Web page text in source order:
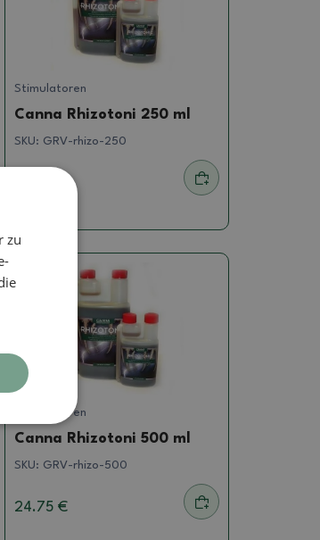
Stimulatoren
Canna Rhizotoni 250 ml
SKU: GRV-rhizo-250
Stimulatoren
Canna Rhizotoni 500 ml
SKU: GRV-rhizo-500
24.75 €
zu